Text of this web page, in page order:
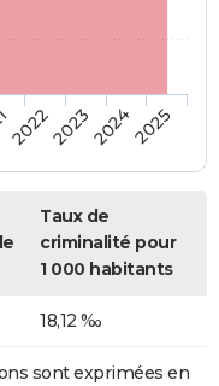
2022202320242025
Taux de
criminalité pour
1 000 habitants
18,12 ‰
sont exprimées en